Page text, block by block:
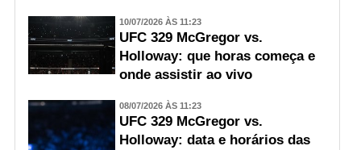
10/07/2026 ÀS 11:23
UFC 329 McGregor vs.
Holloway: que horas começa e
onde assistir ao vivo
08/07/2026 ÀS 11:23
UFC 329 McGregor vs.
Holloway: data e horários das